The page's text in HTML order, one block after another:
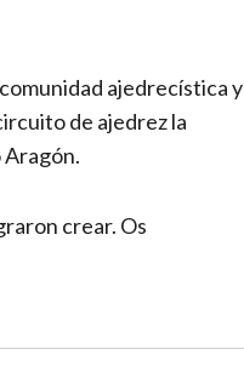
ajedrecística y
de ajedrez la
Aragón.
crear. Os